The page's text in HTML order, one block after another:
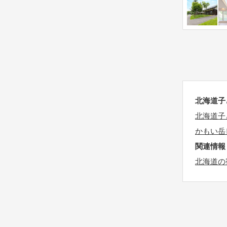
北海道
北海道
かもい
関連情報
北海道